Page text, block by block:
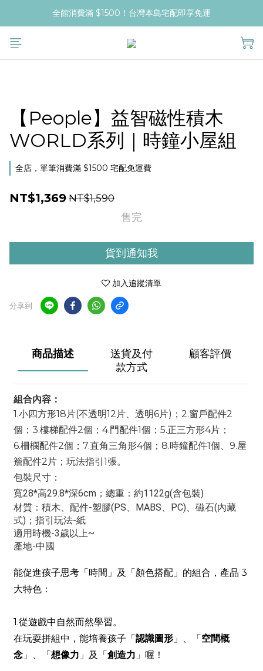
全館消費滿 $1500！台灣本島宅配即享免運
【People】益智磁性積木
WORLD系列｜時鐘小屋組
全店，單筆消費滿 $1500 宅配免運費
NT$1,369 NT$1,590
售完
貨到通知我
加入追蹤清單
分享到
商品描述
送貨及付
款方式
顧客評價
組合內容：
1.小四方形18片(不透明12片、透明6片)；2.窗戶配件2
個；3.樓梯配件2個；4.門配件1個；5.正三方形4片；
6.柵欄配件2個；7.直角三角形4個；8.時鐘配件1個、9.屋
簷配件2片；玩法指引1張。
包裝尺寸：
寬28*高29.8*深6cm；總重：約1122g(含包裝)
材質 ： 積木、配件-塑膠(PS、MABS、PC)、磁石(內藏
式)；指引玩法-紙
適用時機-3歲以上~
產地-中國
能促進孩子思考「時間」及「顏色搭配」的組合，產品 3
大特色：
1.從遊戲中自然而然學習。
在玩耍拼組中，能培養孩子「認識圖形 」、「空間概
念 」、「想像力 」及「創造力 」喔！